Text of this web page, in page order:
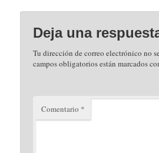
Deja una
Tu dirección de correo electrónico no
campos obligatorios están marcados
Comentario *